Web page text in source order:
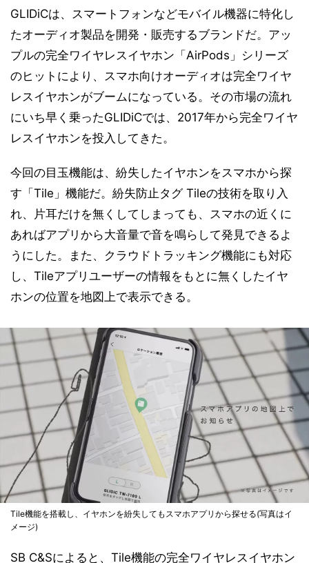
GLIDiCは、スマートフォンなどモバイル機器に特化し
たオーディオ製品を開発・販売するブランドだ。アッ
プルの完全ワイヤレスイヤホン「AirPods」シリーズ
のヒットにより、スマホ向けオーディオは完全ワイヤ
レスイヤホンがブームになっている。その市場の流れ
にいち早く乗ったGLIDiCでは、2017年から完全ワイヤ
レスイヤホンを投入してきた。
今回の目玉機能は、紛失したイヤホンをスマホから探
す「Tile」機能だ。紛失防止タグ Tileの技術を取り入
れ、片耳だけを無くしてしまっても、スマホの近くに
あればアプリから大音量で音を鳴らして発見できるよ
うにした。また、クラウドトラッキング機能にも対応
し、Tileアプリユーザーの情報をもとに無くしたイヤ
ホンの位置を地図上で表示できる。
Tile機能を搭載し、イヤホンを紛失してもスマホアプリから探せる(写真はイ
メージ)
SB C&Sによると、Tile機能の完全ワイヤレスイヤホン